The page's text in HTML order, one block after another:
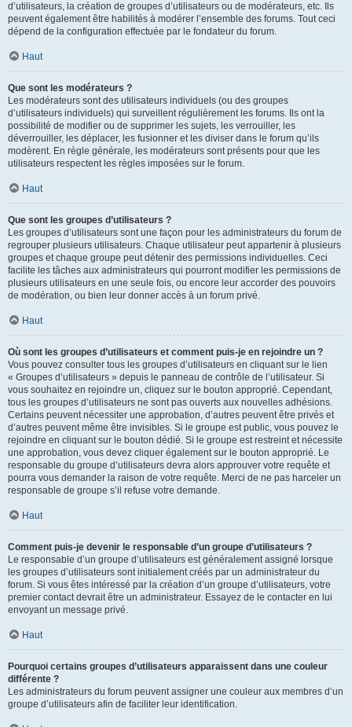
d’utilisateurs, la création de groupes d’utilisateurs ou de modérateurs, etc. Ils
peuvent également être habilités à modérer l’ensemble des forums. Tout ceci
dépend de la configuration effectuée par le fondateur du forum.
Haut
Que sont les modérateurs ?
Les modérateurs sont des utilisateurs individuels (ou des groupes
d’utilisateurs individuels) qui surveillent régulièrement les forums. Ils ont la
possibilité de modifier ou de supprimer les sujets, les verrouiller, les
déverrouiller, les déplacer, les fusionner et les diviser dans le forum qu’ils
modèrent. En règle générale, les modérateurs sont présents pour que les
utilisateurs respectent les règles imposées sur le forum.
Haut
Que sont les groupes d’utilisateurs ?
Les groupes d’utilisateurs sont une façon pour les administrateurs du forum de
regrouper plusieurs utilisateurs. Chaque utilisateur peut appartenir à plusieurs
groupes et chaque groupe peut détenir des permissions individuelles. Ceci
facilite les tâches aux administrateurs qui pourront modifier les permissions de
plusieurs utilisateurs en une seule fois, ou encore leur accorder des pouvoirs
de modération, ou bien leur donner accès à un forum privé.
Haut
Où sont les groupes d’utilisateurs et comment puis-je en rejoindre un ?
Vous pouvez consulter tous les groupes d’utilisateurs en cliquant sur le lien
« Groupes d’utilisateurs » depuis le panneau de contrôle de l’utilisateur. Si
vous souhaitez en rejoindre un, cliquez sur le bouton approprié. Cependant,
tous les groupes d’utilisateurs ne sont pas ouverts aux nouvelles adhésions.
Certains peuvent nécessiter une approbation, d’autres peuvent être privés et
d’autres peuvent même être invisibles. Si le groupe est public, vous pouvez le
rejoindre en cliquant sur le bouton dédié. Si le groupe est restreint et nécessite
une approbation, vous devez cliquer également sur le bouton approprié. Le
responsable du groupe d’utilisateurs devra alors approuver votre requête et
pourra vous demander la raison de votre requête. Merci de ne pas harceler un
responsable de groupe s’il refuse votre demande.
Haut
Comment puis-je devenir le responsable d’un groupe d’utilisateurs ?
Le responsable d’un groupe d’utilisateurs est généralement assigné lorsque
les groupes d’utilisateurs sont initialement créés par un administrateur du
forum. Si vous êtes intéressé par la création d’un groupe d’utilisateurs, votre
premier contact devrait être un administrateur. Essayez de le contacter en lui
envoyant un message privé.
Haut
Pourquoi certains groupes d’utilisateurs apparaissent dans une couleur
différente ?
Les administrateurs du forum peuvent assigner une couleur aux membres d’un
groupe d’utilisateurs afin de faciliter leur identification.